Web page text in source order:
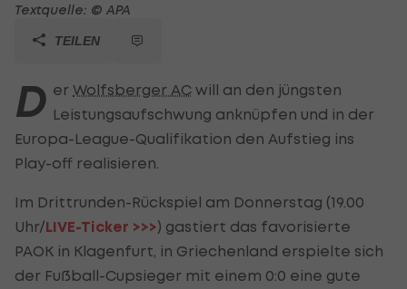
Textquelle: © APA
TEILEN
D er Wolfsberger AC will an den jüngsten
Leistungsaufschwung anknüpfen und in der
Europa-League-Qualifikation den Aufstieg ins
Play-off realisieren.
Im Drittrunden-Rückspiel am Donnerstag (19.00
Uhr/LIVE-Ticker >>>) gastiert das favorisierte
PAOK in Klagenfurt, in Griechenland erspielte sich
der Fußball-Cupsieger mit einem 0:0 eine gute